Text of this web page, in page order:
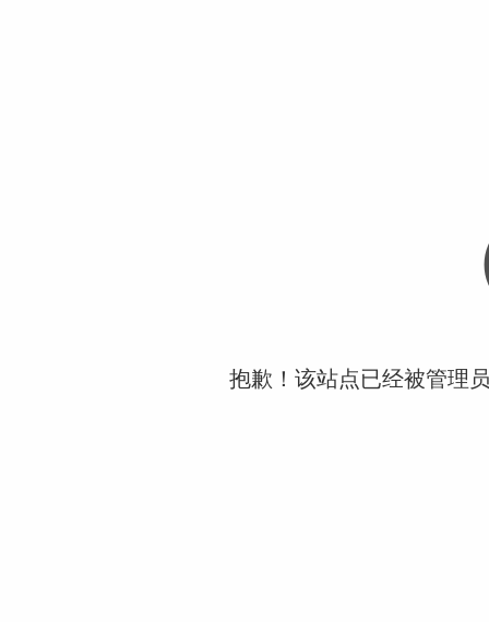
抱歉！该站点已经被管理